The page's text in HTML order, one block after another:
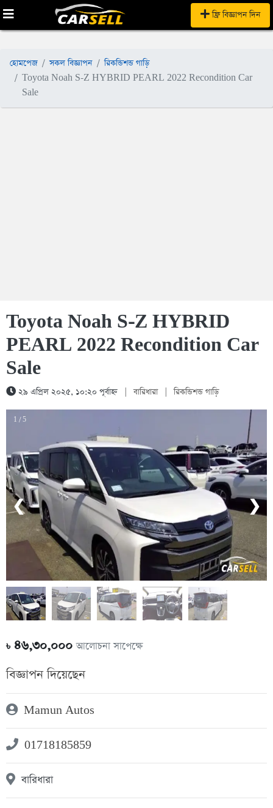
ফ্রি বিজ্ঞাপন দিন
হোমপেজ সকল বিজ্ঞাপন
রিকন্ডিশন্ড গাড়ি
Toyota Noah S-Z HYBRID PEARL 2022 Recondition Car
Sale
Toyota Noah S-Z HYBRID
PEARL 2022 Recondition Car
Sale
২৯ এপ্রিল ২০২৫, ১০:২০ পূর্বাহ্ন বারিধারা রিকন্ডিশন্ড গাড়ি
1 / 5
❮ ❯
৳৪৬,৩০,০০০আলোচনা সাপেক্ষে
বিজ্ঞাপন দিয়েছেন
Mamun Autos
01718185859
বারিধারা